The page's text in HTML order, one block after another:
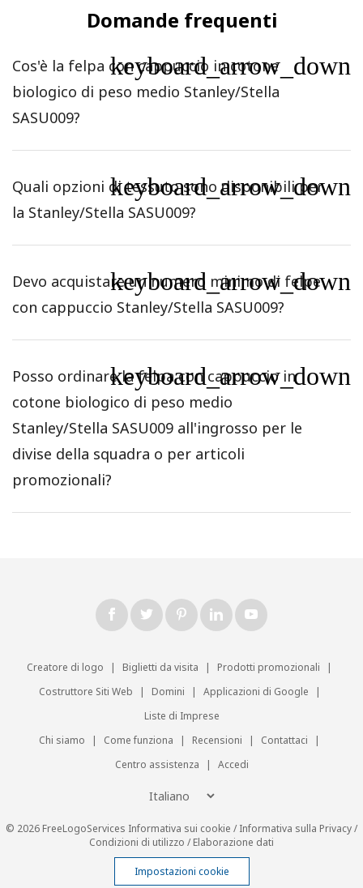
Domande frequenti
Cos'è la felpa con cappuccio in cotone
biologico di peso medio Stanley/Stella
SASU009?
keyboard_arrow_down
Quali opzioni di tessuto sono disponibili per
la Stanley/Stella SASU009?
keyboard_arrow_down
Devo acquistare un numero minimo di felpe
con cappuccio Stanley/Stella SASU009?
keyboard_arrow_down
Posso ordinare la felpa con cappuccio in
cotone biologico di peso medio
Stanley/Stella SASU009 all'ingrosso per le
divise della squadra o per articoli
promozionali?
keyboard_arrow_down
Creatore di logo | Biglietti da visita | Prodotti promozionali
|
Costruttore Siti Web
| Domini | Applicazioni di Google
|
Liste di Imprese
Chi siamo
| Come funziona | Recensioni | Contattaci
|
Centro assistenza
| Accedi
© 2026 FreeLogoServices Informativa sui cookie /Informativa sulla Privacy/
Condizioni di utilizzo /Elaborazione dati
Impostazioni cookie